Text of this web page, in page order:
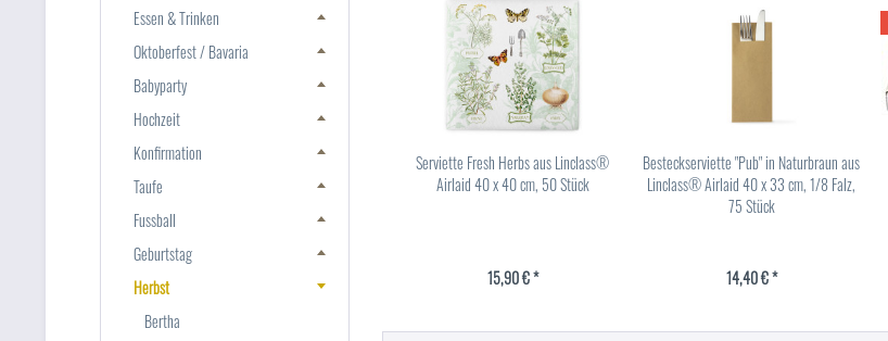
Essen & Trinken
Oktoberfest / Bavaria
Babyparty
Hochzeit
Konfirmation
Taufe
Fussball
Geburtstag
Herbst
Bertha
Serviette Fresh Herbs aus Linclass®
Airlaid 40 x 40 cm, 50 Stück
15,90 € *
Besteckserviette "Pub" in Naturbraun aus
Linclass® Airlaid 40 x 33 cm, 1/8 Falz,
75 Stück
14,40 € *